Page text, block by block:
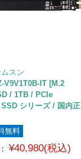
スン
IT [M.2
/ 1TB / PCIe
シリーズ / 国内正
無料
¥40,980(税込)